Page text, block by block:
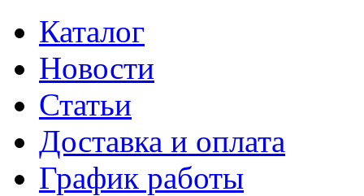
Каталог
Новости
Статьи
Доставка и оплата
График работы